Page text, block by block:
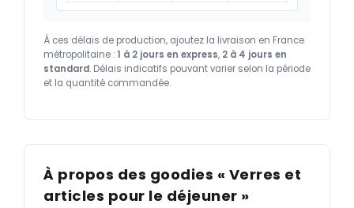
À ces délais de production, ajoutez la livraison en France
métropolitaine : 1 à 2 jours en express, 2 à 4 jours en
standard. Délais indicatifs pouvant varier selon la période
et la quantité commandée.
À propos des goodies « Verres et
articles pour le déjeuner »